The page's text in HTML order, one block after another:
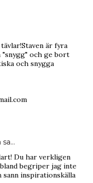
är fyra
"snygg" och ge bort
och snygga
sa…
Du har verkligen
begriper jag inte
inspirationskälla